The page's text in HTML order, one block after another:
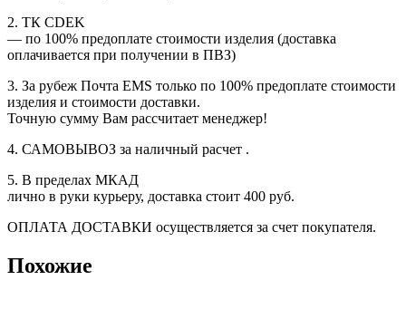
2. ТК CDEK
— по 100% предоплате стоимости изделия (доставка
оплачивается при получении в ПВЗ)
3. За рубеж Почта EMS только по 100% предоплате стоимости
изделия и стоимости доставки.
Точную сумму Вам рассчитает менеджер!
4. САМОВЫВОЗ за наличный расчет .
5. В пределах МКАД
лично в руки курьеру, доставка стоит 400 руб.
ОПЛАТА ДОСТАВКИ осуществляется за счет покупателя.
Похожие